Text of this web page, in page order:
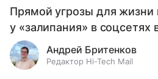
Прямой угрозы для жизни
у «залипания» в соцсетях
Андрей Бритенков
Редактор Hi-Tech Mail